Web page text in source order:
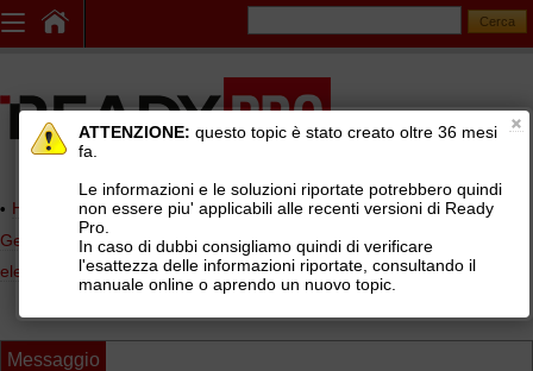
Home page> AREE DI SUPPORTO TECNICO GRATUITO>
Gestionale Ready Pro>Contabilità, scadenzario, fatturazione
elettronica >Fatturazione elettronica PA e B2B
Messaggio
ATTENZIONE: questo topic è stato creato oltre 36 mesi
fa.
Le informazioni e le soluzioni riportate potrebbero quindi
non essere piu' applicabili alle recenti versioni di Ready
Pro.
In caso di dubbi consigliamo quindi di verificare
l'esattezza delle informazioni riportate, consultando il
manuale online o aprendo un nuovo topic.